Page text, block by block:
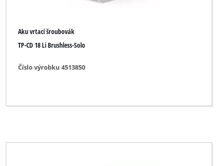
Aku vrtací šroubovák
TP-CD 18 Li Brushless-Solo
Číslo výrobku 4513850